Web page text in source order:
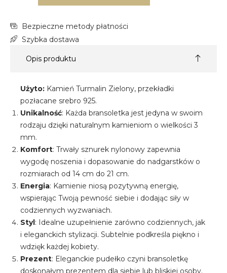
Bezpieczne metody płatności
Szybka dostawa
Opis produktu
Użyto: Kamień Turmalin Zielony, przekładki
pozłacane srebro 925.
Unikalność: Każda bransoletka jest jedyna w swoim
rodzaju dzięki naturalnym kamieniom o wielkości 3
mm.
Komfort: Trwały sznurek nylonowy zapewnia
wygodę noszenia i dopasowanie do nadgarstków o
rozmiarach od 14 cm do 21 cm.
Energia: Kamienie niosą pozytywną energię,
wspierając Twoją pewność siebie i dodając siły w
codziennych wyzwaniach.
Styl: Idealne uzupełnienie zarówno codziennych, jak
i eleganckich stylizacji. Subtelnie podkreśla piękno i
wdzięk każdej kobiety.
Prezent: Eleganckie pudełko czyni bransoletkę
doskonałym prezentem dla siebie lub bliskiej osoby.